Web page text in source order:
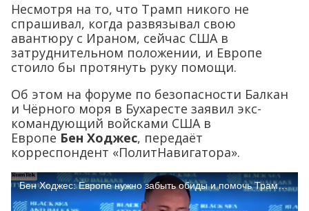
Несмотря на то, что Трамп никого не
спрашивал, когда развязывал свою
авантюру с Ираном, сейчас США в
затруднительном положении, и Европе
стоило бы протянуть руку помощи.
Об этом на форуме по безопасности Балкан
и Чёрного моря в Бухаресте заявил экс-
командующий войсками США в
Европе Бен Ходжес, передаёт
корреспондент «ПолитНавигатора».